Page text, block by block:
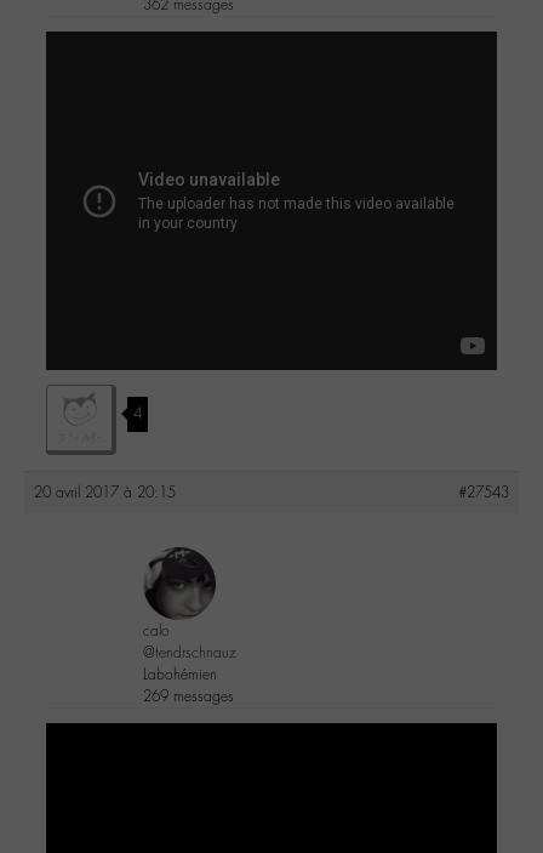
362 messages
4
20 avril 2017 à 20:15 #27543
calo
@tendrschnauz
Labohémien
269 messages